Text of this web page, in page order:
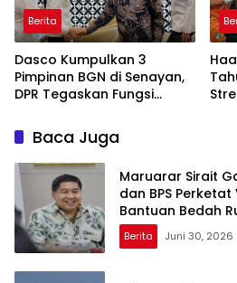
Berita
Dasco Kumpulkan 3
Pimpinan BGN di Senayan,
DPR Tegaskan Fungsi
Baca Juga
Maruarar Sirait
dan BPS
Bantuan Bedah
Berita Juni 30, 2026